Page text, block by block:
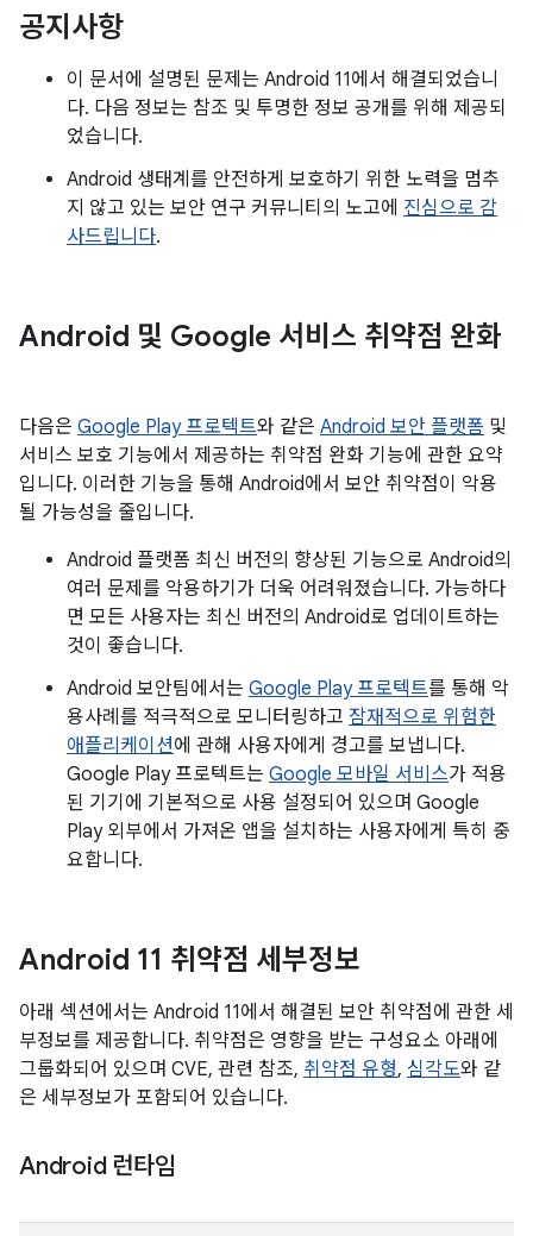
공지사항
이 문서에 설명된 문제는 Android 11에서 해결되었습니
다. 다음 정보는 참조 및 투명한 정보 공개를 위해 제공되
었습니다.
Android 생태계를 안전하게 보호하기 위한 노력을 멈추
지 않고 있는 보안 연구 커뮤니티의 노고에 진심으로 감
사드립니다.
Android 및 Google 서비스 취약점 완화
다음은 Google Play 프로텍트와 같은 Android 보안 플랫폼 및
서비스 보호 기능에서 제공하는 취약점 완화 기능에 관한 요약
입니다. 이러한 기능을 통해 Android에서 보안 취약점이 악용
될 가능성을 줄입니다.
Android 플랫폼 최신 버전의 향상된 기능으로 Android의
여러 문제를 악용하기가 더욱 어려워졌습니다. 가능하다
면 모든 사용자는 최신 버전의 Android로 업데이트하는
것이 좋습니다.
Android 보안팀에서는 Google Play 프로텍트를 통해 악
용사례를 적극적으로 모니터링하고 잠재적으로 위험한
애플리케이션에 관해 사용자에게 경고를 보냅니다.
Google Play 프로텍트는 Google 모바일 서비스가 적용
된 기기에 기본적으로 사용 설정되어 있으며 Google
Play 외부에서 가져온 앱을 설치하는 사용자에게 특히 중
요합니다.
Android 11 취약점 세부정보
아래 섹션에서는 Android 11에서 해결된 보안 취약점에 관한 세
부정보를 제공합니다. 취약점은 영향을 받는 구성요소 아래에
그룹화되어 있으며 CVE, 관련 참조, 취약점 유형, 심각도와 같
은 세부정보가 포함되어 있습니다.
Android 런타임